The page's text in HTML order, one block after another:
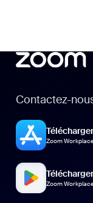
Contactez-
Zoom
Zoom